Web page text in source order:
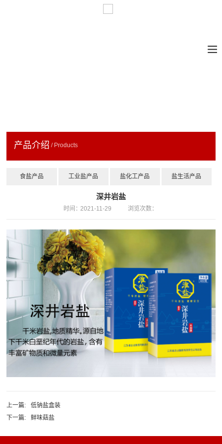
产品介绍 / Products
食盐产品 工业盐产品 盐化工产品 盐生活产品
深井岩盐
时间：2021-11-29 浏览次数：
上一篇:
低钠盐盒装
下一篇:
鲜味菇盐